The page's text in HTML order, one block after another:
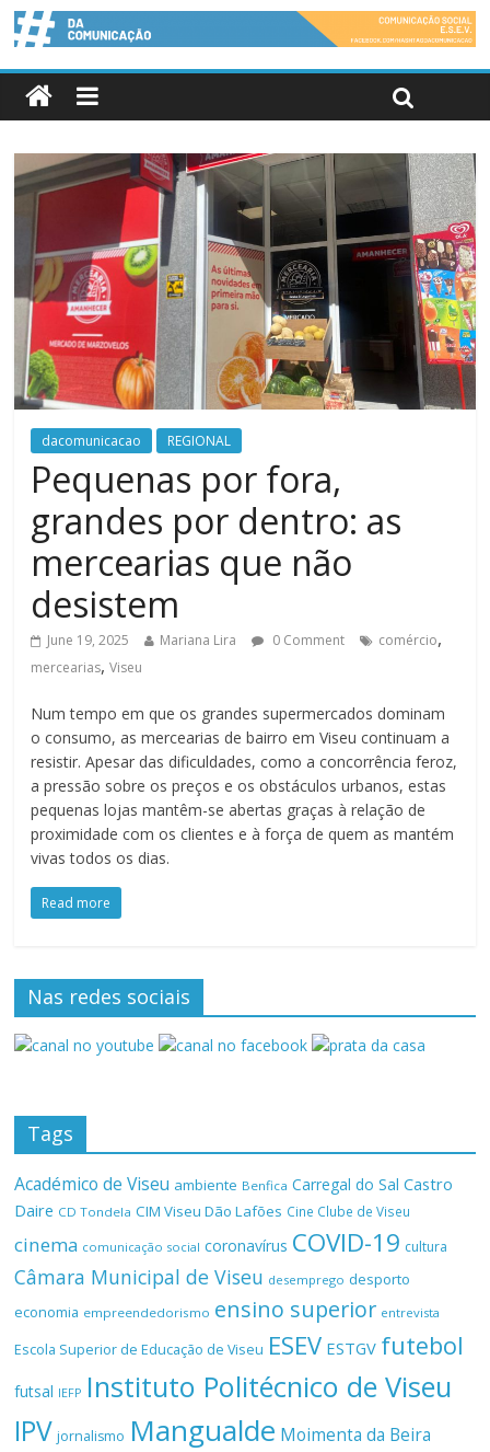
dacomunicacao REGIONAL
Pequenas por fora,
grandes por dentro: as
mercearias que não
desistem
June 19, 2025 Mariana Lira 0 Comment comércio,
mercearias,Viseu
Num tempo em que os grandes supermercados dominam
o consumo, as mercearias de bairro em Viseu continuam a
resistir. Apesar das dificuldades, como a concorrência feroz,
a pressão sobre os preços e os obstáculos urbanos, estas
pequenas lojas mantêm-se abertas graças à relação de
proximidade com os clientes e à força de quem as mantém
vivas todos os dias.
Read more
Nas redes sociais
Tags
Académico de Viseu ambiente Benfica Carregal do Sal Castro
Daire CD Tondela CIM Viseu Dão Lafões Cine Clube de Viseu
cinema comunicação social coronavírus COVID-19 cultura
Câmara Municipal de Viseu desemprego desporto
economia empreendedorismo ensino superior entrevista
Escola Superior de Educação de Viseu ESEV ESTGV futebol
futsal IEFP Instituto Politécnico de Viseu
IPV jornalismo Mangualde Moimenta da Beira